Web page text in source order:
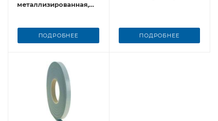
металлизированная,
ПОДРОБНЕЕ ПОДРОБНЕЕ